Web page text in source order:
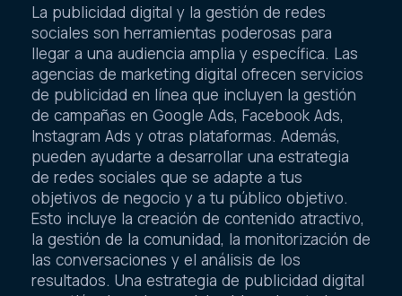
La publicidad digital y la gestión de redes
sociales son herramientas poderosas para
llegar a una audiencia amplia y específica. Las
agencias de marketing digital ofrecen servicios
de publicidad en línea que incluyen la gestión
de campañas en Google Ads, Facebook Ads,
Instagram Ads y otras plataformas. Además,
pueden ayudarte a desarrollar una estrategia
de redes sociales que se adapte a tus
objetivos de negocio y a tu público objetivo.
Esto incluye la creación de contenido atractivo,
la gestión de la comunidad, la monitorización de
las conversaciones y el análisis de los
resultados. Una estrategia de publicidad digital